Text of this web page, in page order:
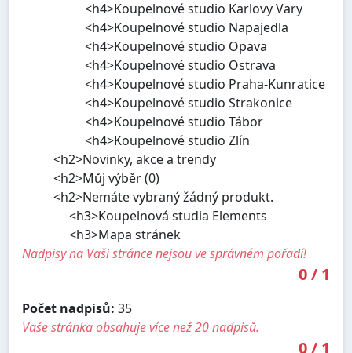
<h4>Koupelnové studio Karlovy Vary
<h4>Koupelnové studio Napajedla
<h4>Koupelnové studio Opava
<h4>Koupelnové studio Ostrava
<h4>Koupelnové studio Praha-Kunratice
<h4>Koupelnové studio Strakonice
<h4>Koupelnové studio Tábor
<h4>Koupelnové studio Zlín
<h2>Novinky, akce a trendy
<h2>Můj výběr (0)
<h2>Nemáte vybraný žádný produkt.
<h3>Koupelnová studia Elements
<h3>Mapa stránek
Nadpisy na Vaši stránce nejsou ve správném pořadí!
0/ 1
Počet nadpisů: 35
Vaše stránka obsahuje více než 20 nadpisů.
0/ 1